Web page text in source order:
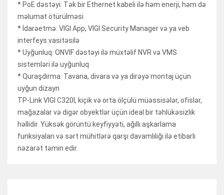
* PoE dəstəyi: Tək bir Ethernet kabeli ilə həm enerji, həm də
məlumat ötürülməsi
* İdarəetmə: VIGI App, VIGI Security Manager və ya veb
interfeys vasitəsilə
* Uyğunluq: ONVIF dəstəyi ilə müxtəlif NVR və VMS
sistemləri ilə uyğunluq
* Quraşdırma: Tavana, divara və ya dirəyə montaj üçün
uyğun dizayn
TP-Link VIGI C320I, kiçik və orta ölçülü müəssisələr, ofislər,
mağazalar və digər obyektlər üçün ideal bir təhlükəsizlik
həllidir. Yüksək görüntü keyfiyyəti, ağıllı aşkarlama
funksiyaları və sərt mühitlərə qarşı davamlılığı ilə etibarlı
nəzarət təmin edir.